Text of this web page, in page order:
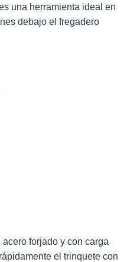
una herramienta ideal en
debajo el fregadero
forjado y con carga
el trinquete con